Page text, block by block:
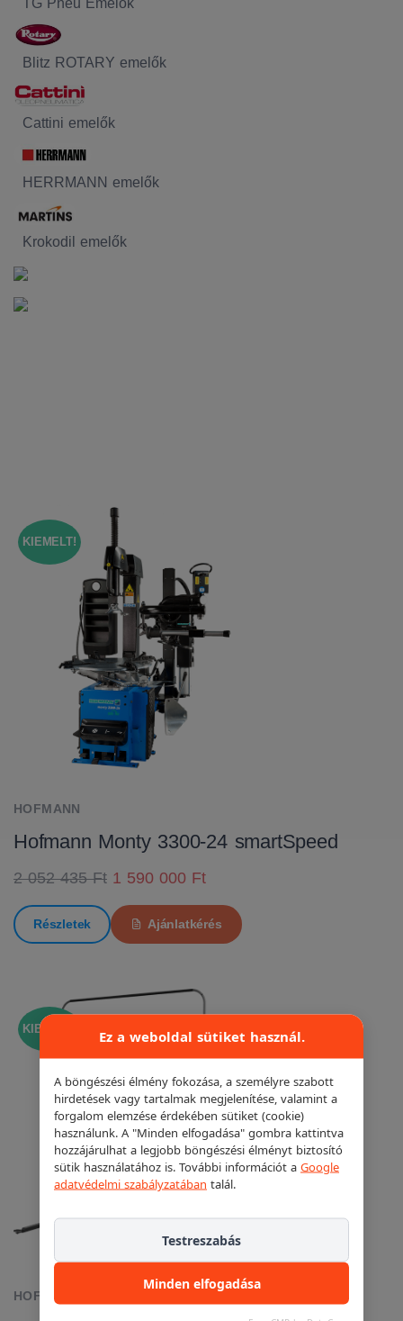
TG Pneu Emelők
Blitz ROTARY emelők
Cattini emelők
HERRMANN emelők
Krokodil emelők
KIEMELT!
HOFMANN
Hofmann Monty 3300-24 smartSpeed
2 052 435 Ft 1 590 000 Ft
Részletek Ajánlatkérés
KIEMELT!
HOFMANN
Ez a weboldal sütiket használ.
A böngészési élmény fokozása, a személyre szabott
hirdetések vagy tartalmak megjelenítése, valamint a
forgalom elemzése érdekében sütiket (cookie)
használunk. A "Minden elfogadása" gombra kattintva
hozzájárulhat a legjobb böngészési élményt biztosító
sütik használatához is. További információt a Google
adatvédelmi szabályzatában talál.
Minden elfogadása
Testreszabás